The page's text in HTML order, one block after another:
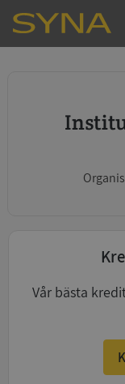
Institutet För Mänskliga
Vår bästa